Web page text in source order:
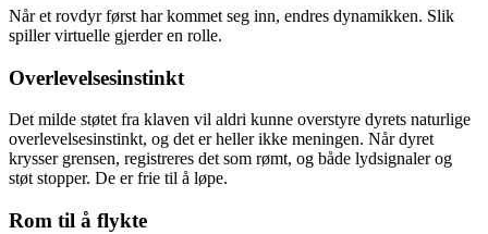
Når et rovdyr først har kommet seg inn, endres dynamikken. Slik
spiller virtuelle gjerder en rolle.
Overlevelsesinstinkt
Det milde støtet fra klaven vil aldri kunne overstyre dyrets naturlige
overlevelsesinstinkt, og det er heller ikke meningen. Når dyret
krysser grensen, registreres det som rømt, og både lydsignaler og
støt stopper. De er frie til å løpe.
Rom til å flykte